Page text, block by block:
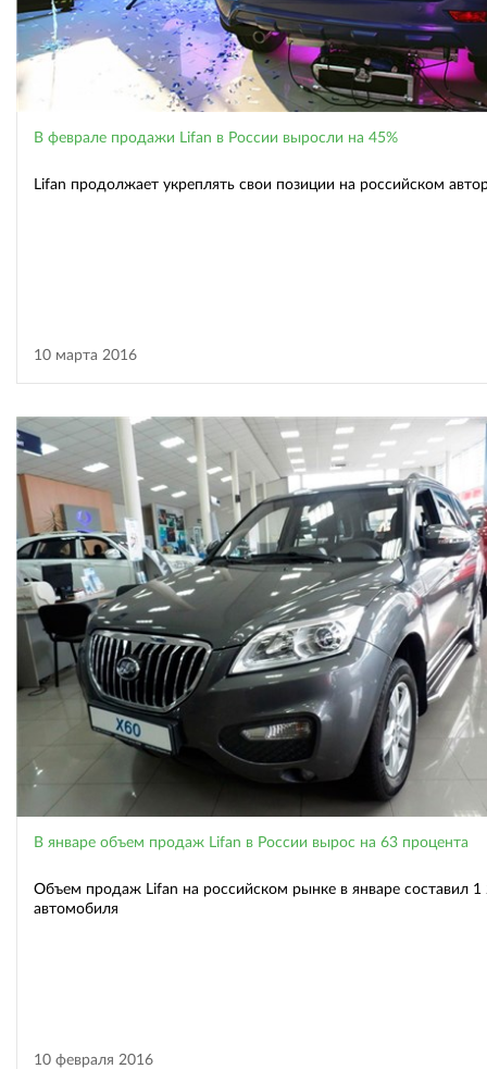
В феврале продажи Lifan в России выросли на 45%
Lifan продолжает укреплять свои позиции на российском
10 марта 2016
В январе объем продаж Lifan в России вырос на 63 процента
Объем продаж Lifan на российском рынке в январе составил 1
автомобиля
10 февраля 2016